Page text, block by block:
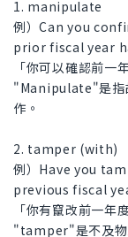
1. manipulate
例）Can you
prior fiscal year
「你可以確認前一
"Manipulate"是指
作。
2. tamper (with)
例）Have you
previous fiscal
「你有竄改前一年
"tamper"是不及物